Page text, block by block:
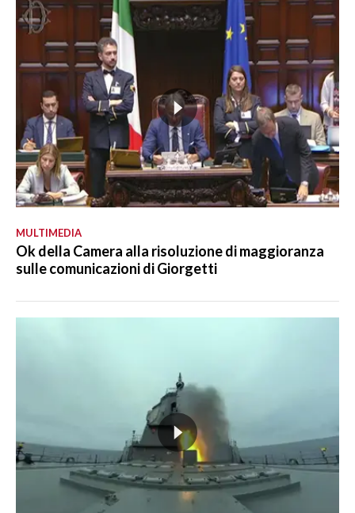
MULTIMEDIA
Ok della Camera alla risoluzione di maggioranza
sulle comunicazioni di Giorgetti